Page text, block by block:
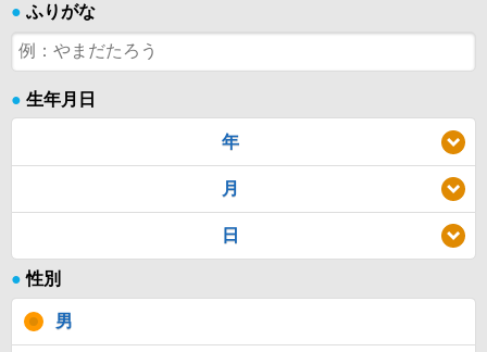
● ふりがな
● 生年月日
年
月
日
● 性別
男